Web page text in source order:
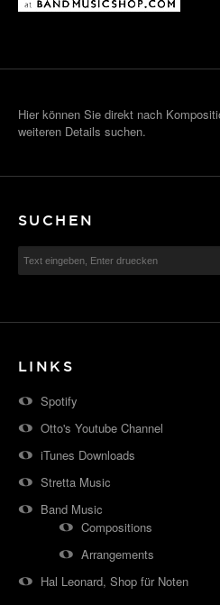
Hier können Sie direkt nach
weiteren Details suchen.
SUCHEN
LINKS
Spotify
Otto's Youtube Channel
iTunes Downloads
Stretta Music
Band Music
Compositions
Arrangements
Hal Leonard, Shop für Noten